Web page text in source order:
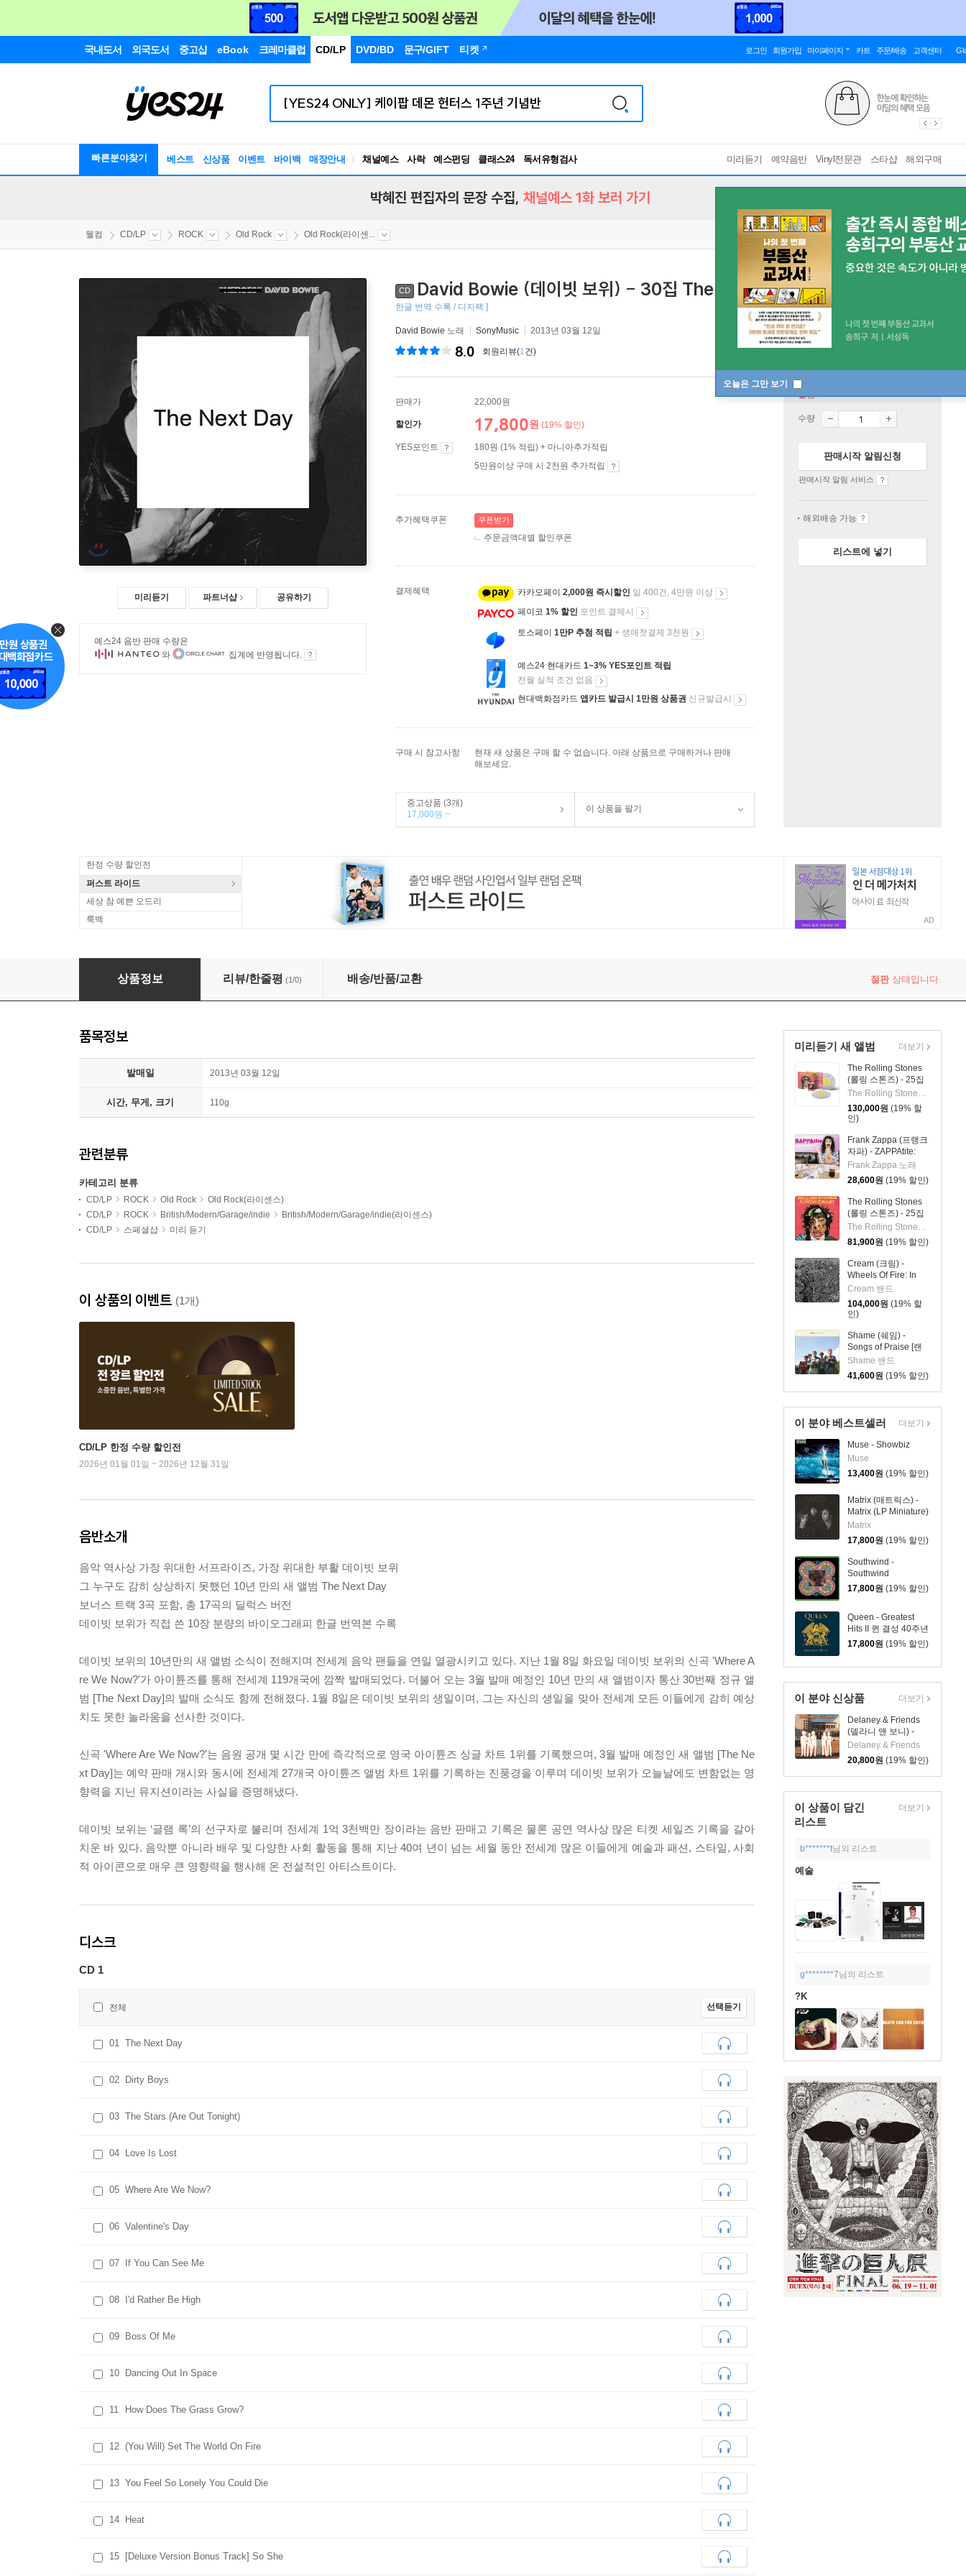
국내도서 외국도서 중고샵 eBook 크레마클럽 CD/LP DVD/BD 문구/GIFT 티켓 로그인 회원가입 마이페이지 카트 주문/배송 고객센터
빠른분야찾기 베스트 신상품 이벤트 바이백 매장안내 채널예스 사락 예스펀딩 클래스24
독서유형검사
RBTI Lab
미리듣기 예약음반 Vinyl전문관 스타샵 해외구매
오늘은 그만 보기
박혜진 편집자의 문장 수집, 채널예스 1화 보러 가기
웰컴 CD/LP ROCK Old Rock Old Rock(라이센...
미리듣기 파트너샵 공유하기
예스24 음반 판매 수량은
와
집계에 반영됩니다.
CD David Bowie (데이빗 보위) - 30집 The Next Day [Deluxe Version]
한글 번역 수록 / 디지팩 ]
David Bowie 노래 SonyMusic 2013년 03월 12일
8.0 회원리뷰(1건)
판매가 22,000원
할인가 17,800원 (19% 할인)
YES포인트
180원 (1% 적립) + 마니아추가적립
5만원이상 구매 시 2천원 추가적립
추가혜택쿠폰 쿠폰받기
주문금액대별 할인쿠폰
결제혜택 카카오페이 2,000원 즉시할인 일 400건, 4만원 이상
페이코 1% 할인 포인트 결제시
토스페이 1만P 추첨 적립 + 생애첫결제 3천원
예스24 현대카드 1~3% YES포인트 적립
전월 실적 조건 없음
현대백화점카드 앱카드 발급시 1만원 상품권 신규발급시
구매 시 참고사항
현재 새 상품은 구매 할 수 없습니다. 아래 상품으로 구매하거나 판매
해보세요.
중고상품 (3개)
17,000원 ~
이 상품을 팔기
절판
수량
판매시작 알림신청
판매시작 알림 서비스
해외배송 가능
리스트에 넣기
한정 수량 할인전
퍼스트 라이드
세상 참 예쁜 오드리
룩백
AD
David Bowie (데이빗 보위) - 30집 The Next Day [Deluxe Version]
상품정보 리뷰/한줄평 (1/0) 배송/반품/교환 절판상태입니다.
미리듣기 새 앨범
The Rolling Stones
(롤링 스톤즈) - 25집
Foreign Tongues [클
리어 컬러 2LP]
The Rolling Stones 밴드
130,000원 (19% 할
인)
Frank Zappa (프랭크
자파) - ZAPPAtite:
Frank Zappas
Tastiest Tracks
Frank Zappa 노래
28,600원 (19% 할인)
The Rolling Stones
(롤링 스톤즈) - 25집
Foreign Tongues
[2LP]
The Rolling Stones 밴드
81,900원 (19% 할인)
Cream (크림) -
Wheels Of Fire: In
The Studio [3LP]
Cream 밴드
104,000원 (19% 할
인)
Shame (쉐임) -
Songs of Praise [랜
덤 컬러 LP]
Shame 밴드
41,600원 (19% 할인)
더보기
이 분야 베스트셀러
Muse - Showbiz
Muse
13,400원 (19% 할인)
Matrix (매트릭스) -
Matrix (LP Miniature)
Matrix
17,800원 (19% 할인)
Southwind -
Southwind
17,800원 (19% 할인)
Queen - Greatest
Hits II 퀸 결성 40주년
기념 히트곡 모음 2집
17,800원 (19% 할인)
더보기
이 분야 신상품
Delaney & Friends
(델라니 앤 보니) -
Class Reunion
Delaney & Friends
20,800원 (19% 할인)
더보기
이 상품이 담긴
리스트
더보기
b*******t님의 리스트
예술
g********7님의 리스트
?K
품목정보
발매일 2013년 03월 12일
시간, 무게, 크기 110g
관련분류
카테고리 분류
CD/LP ROCK Old Rock
Old Rock(라이센스)
CD/LP
ROCK British/Modern/Garage/indie
British/Modern/Garage/indie(라이센스)
CD/LP
스페셜샵 미리 듣기
이 상품의 이벤트 (1개)
CD/LP 한정 수량 할인전
2026년 01월 01일 ~ 2026년 12월 31일
음반소개
음악 역사상 가장 위대한 서프라이즈, 가장 위대한 부활 데이빗 보위
그 누구도 감히 상상하지 못했던 10년 만의 새 앨범 The Next Day
보너스 트랙 3곡 포함, 총 17곡의 딜럭스 버전
데이빗 보위가 직접 쓴 10장 분량의 바이오그래피 한글 번역본 수록
데이빗 보위의 10년만의 새 앨범 소식이 전해지며 전세계 음악 팬들을 연일 열광시키고 있다. 지난 1월 8일 화요일 데이빗 보위의 신곡 'Where A
re We Now?'가 아이튠즈를 통해 전세계 119개국에 깜짝 발매되었다. 더불어 오는 3월 발매 예정인 10년 만의 새 앨범이자 통산 30번째 정규 앨
범 [The Next Day]의 발매 소식도 함께 전해졌다. 1월 8일은 데이빗 보위의 생일이며, 그는 자신의 생일을 맞아 전세계 모든 이들에게 감히 예상
치도 못한 놀라움을 선사한 것이다.
신곡 'Where Are We Now?'는 음원 공개 몇 시간 만에 즉각적으로 영국 아이튠즈 싱글 차트 1위를 기록했으며, 3월 발매 예정인 새 앨범 [The Ne
xt Day]는 예약 판매 개시와 동시에 전세계 27개국 아이튠즈 앨범 차트 1위를 기록하는 진풍경을 이루며 데이빗 보위가 오늘날에도 변함없는 영
향력을 지닌 뮤지션이라는 사실을 증명해냈다.
데이빗 보위는 ‘글램 록’의 선구자로 불리며 전세계 1억 3천백만 장이라는 음반 판매고 기록은 물론 공연 역사상 많은 티켓 세일즈 기록을 갈아
치운 바 있다. 음악뿐 아니라 배우 및 다양한 사회 활동을 통해 지난 40여 년이 넘는 세월 동안 전세계 많은 이들에게 예술과 패션, 스타일, 사회
적 아이콘으로 매우 큰 영향력을 행사해 온 전설적인 아티스트이다.
디스크
CD 1
전체 선택듣기
01 The Next Day
02 Dirty Boys
03 The Stars (Are Out Tonight)
04 Love Is Lost
05 Where Are We Now?
06 Valentine's Day
07 If You Can See Me
08 I'd Rather Be High
09 Boss Of Me
10 Dancing Out In Space
11 How Does The Grass Grow?
12 (You Will) Set The World On Fire
13 You Feel So Lonely You Could Die
14 Heat
15 [Deluxe Version Bonus Track] So She